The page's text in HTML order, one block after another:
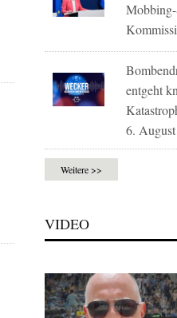
entgeht
6.
Weitere >>
VIDEO